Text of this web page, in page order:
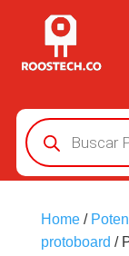
Búsqueda
de
productos
Home/
protoboard /